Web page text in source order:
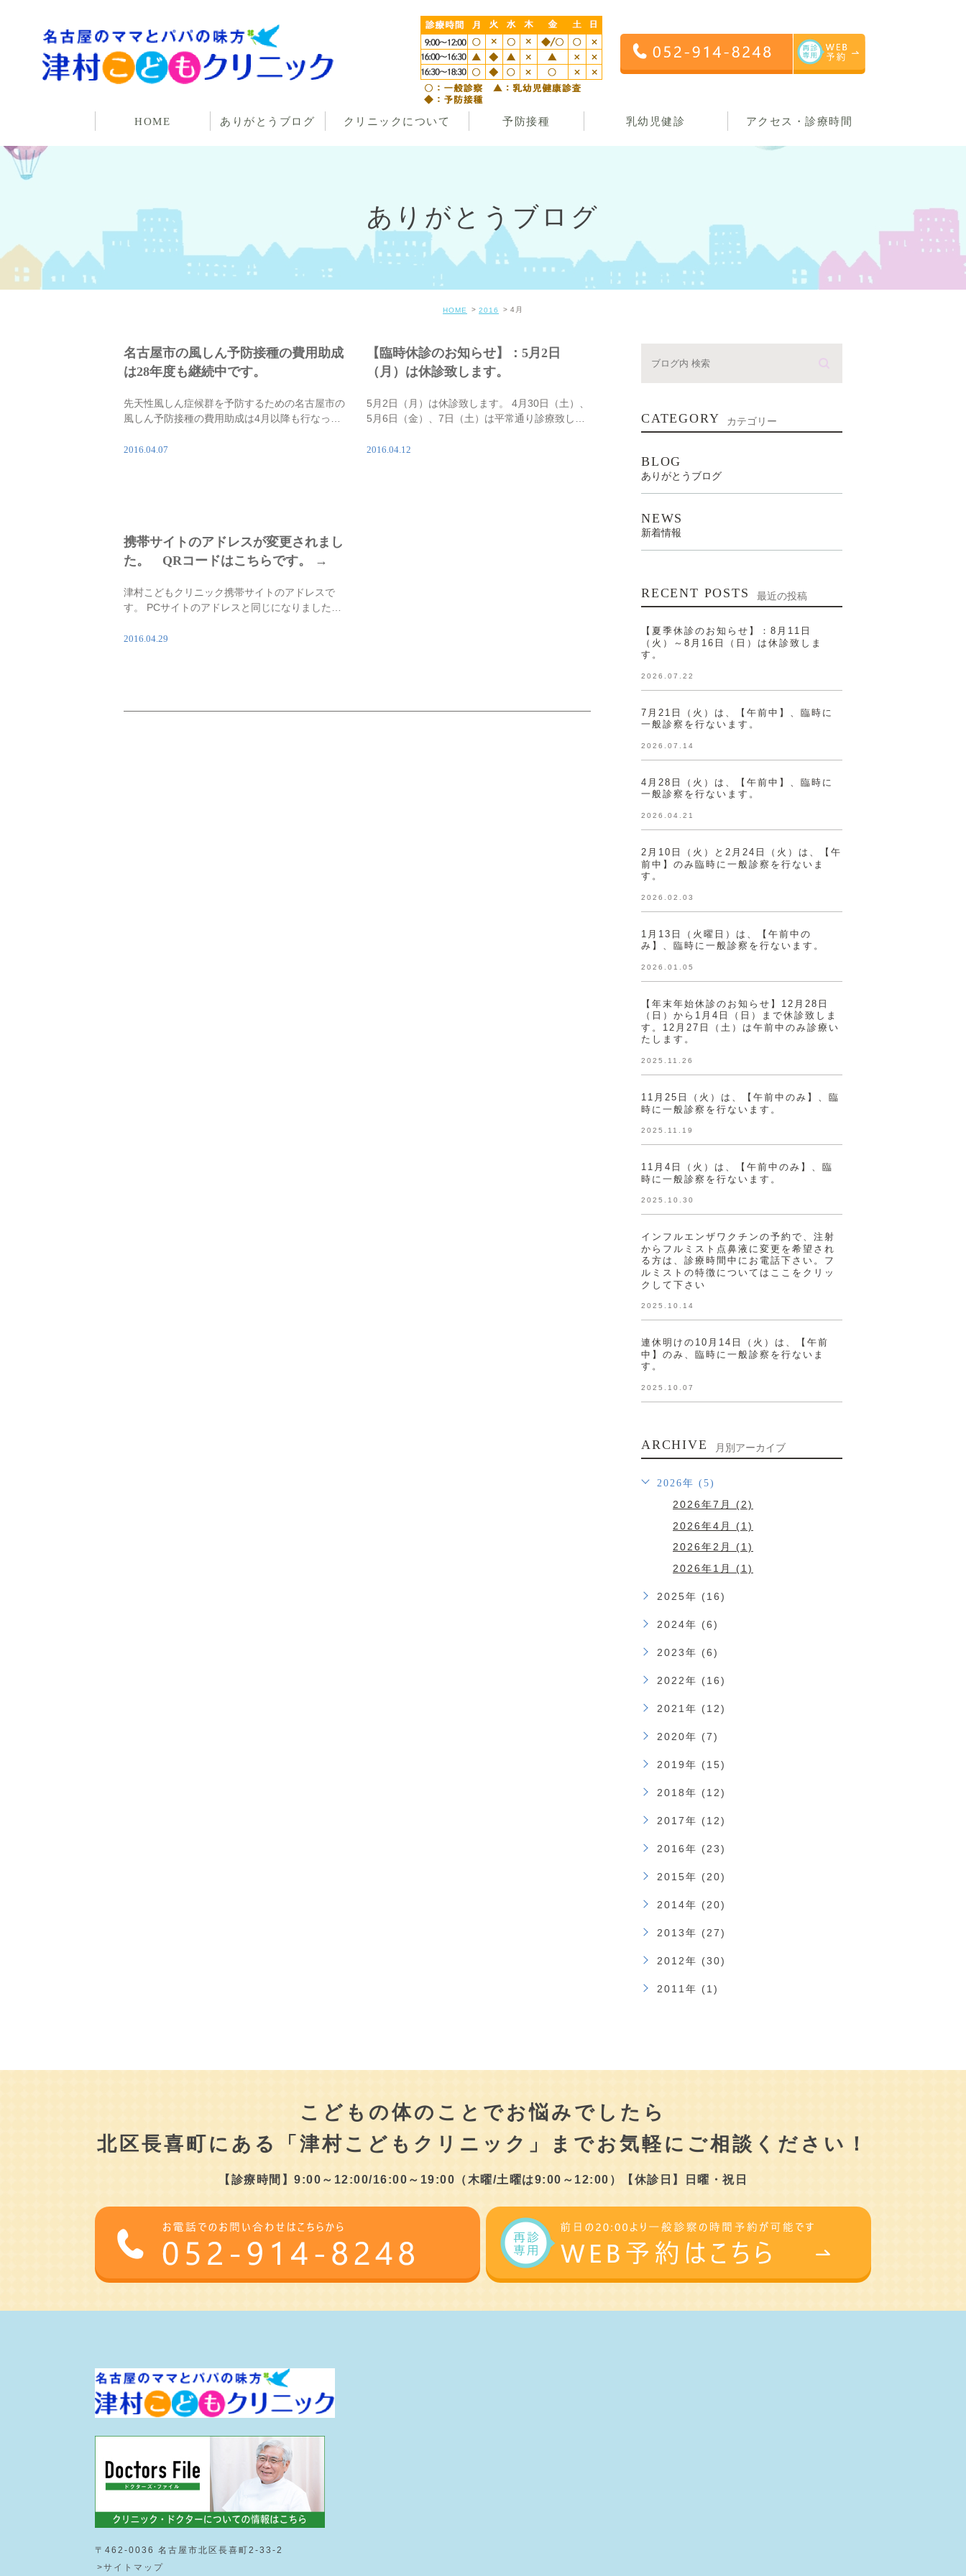
HOME ありがとうブログ クリニックについて 予防接種 乳幼児健診 アクセス・診療時間
ありがとうブログ
HOME 2016 4月
名古屋市の風しん予防接種の費用助成
は28年度も継続中です。
先天性風しん症候群を予防するための名古屋市の
風しん予防接種の費用助成は4月以降も行なって
方で、抗体検査の値が低い場合が対象です。
2016.04.07
【臨時休診のお知らせ】：5月2日
（月）は休診致します。
5月2日（月）は休診致します。 4月30日（土）、
5月6日（金）、7日（土）は平常通り診療致しま
2016.04.12
携帯サイトのアドレスが変更されまし
た。 QRコードはこちらです。 →
津村こどもクリニック携帯サイトのアドレスで
す。 PCサイトのアドレスと同じになりました。
2016.04.29
CATEGORY カテゴリー
BLOG
ありがとうブログ
NEWS
新着情報
RECENT POSTS 最近の投稿
【夏季休診のお知らせ】：8月11日
（火）～8月16日（日）は休診致しま
す。
2026.07.22
7月21日（火）は、【午前中】、臨時に
一般診察を行ないます。
2026.07.14
4月28日（火）は、【午前中】、臨時に
一般診察を行ないます。
2026.04.21
2月10日（火）と2月24日（火）は、【午
前中】のみ臨時に一般診察を行ないま
す。
2026.02.03
1月13日（火曜日）は、【午前中の
み】、臨時に一般診察を行ないます。
2026.01.05
【年末年始休診のお知らせ】12月28日
（日）から1月4日（日）まで休診致しま
す。12月27日（土）は午前中のみ診療い
たします。
2025.11.26
11月25日（火）は、【午前中のみ】、臨
時に一般診察を行ないます。
2025.11.19
11月4日（火）は、【午前中のみ】、臨
時に一般診察を行ないます。
2025.10.30
インフルエンザワクチンの予約で、注射
からフルミスト点鼻液に変更を希望され
る方は、診療時間中にお電話下さい。フ
ルミストの特徴についてはここをクリッ
クして下さい
2025.10.14
連休明けの10月14日（火）は、【午前
中】のみ、臨時に一般診察を行ないま
す。
2025.10.07
ARCHIVE 月別アーカイブ
2026年 (5)
2026年7月 (2)
2026年4月 (1)
2026年2月 (1)
2026年1月 (1)
2025年 (16)
2024年 (6)
2023年 (6)
2022年 (16)
2021年 (12)
2020年 (7)
2019年 (15)
2018年 (12)
2017年 (12)
2016年 (23)
2015年 (20)
2014年 (20)
2013年 (27)
2012年 (30)
2011年 (1)
こどもの体のことでお悩みでしたら
北区長喜町にある
「津村こどもクリニック」までお気軽にご相談ください！
【診療時間】9:00～12:00/16:00～19:00 （木曜/土曜は9:00～12:00） 【休診日】日曜・祝日
〒462-0036 名古屋市北区長喜町2-33-2
>サイトマップ